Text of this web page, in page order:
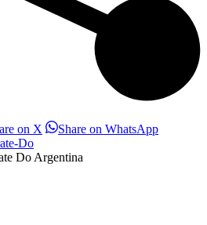
on X Share
X
Share on WhatsAppShare
Do Argentina